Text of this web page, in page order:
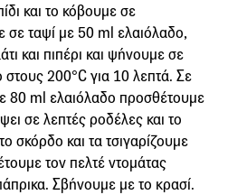
και το κόβουμε σε
σε ταψί με 50 ml ελαιόλαδο,
και πιπέρι και ψήνουμε σε
200°C για 10 λεπτά. Σε
80 ml ελαιόλαδο προσθέτουμε
σε λεπτές ροδέλες και το
σκόρδο και τα τσιγαρίζουμε
τον πελτέ ντομάτας
Σβήνουμε με το κρασί.